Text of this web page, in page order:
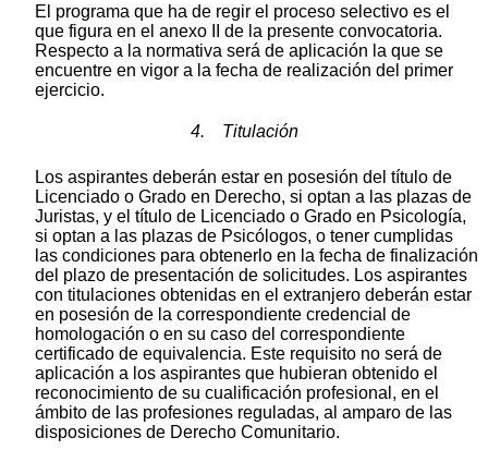
El programa que ha de regir el proceso selectivo es el
que figura en el anexo II de la presente convocatoria.
Respecto a la normativa será de aplicación la que se
encuentre en vigor a la fecha de realización del primer
ejercicio.
4. Titulación
Los aspirantes deberán estar en posesión del título de
Licenciado o Grado en Derecho, si optan a las plazas de
Juristas, y el título de Licenciado o Grado en Psicología,
si optan a las plazas de Psicólogos, o tener cumplidas
las condiciones para obtenerlo en la fecha de finalización
del plazo de presentación de solicitudes. Los aspirantes
con titulaciones obtenidas en el extranjero deberán estar
en posesión de la correspondiente credencial de
homologación o en su caso del correspondiente
certificado de equivalencia. Este requisito no será de
aplicación a los aspirantes que hubieran obtenido el
reconocimiento de su cualificación profesional, en el
ámbito de las profesiones reguladas, al amparo de las
disposiciones de Derecho Comunitario.